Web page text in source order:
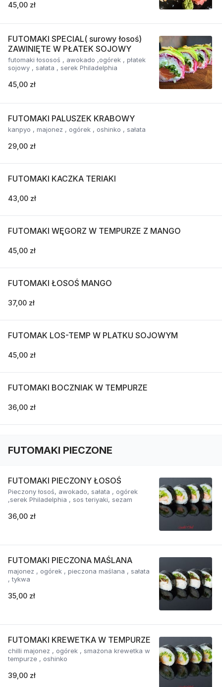
45,00 zł
FUTOMAKI SPECIAL( surowy łosoś)
ZAWINIĘTE W PŁATEK SOJOWY
futomaki łososoś , awokado ,ogórek , płatek
sojowy , sałata , serek Philadelphia
45,00 zł
FUTOMAKI PALUSZEK KRABOWY
kanpyo , majonez , ogórek , oshinko , sałata
29,00 zł
FUTOMAKI KACZKA TERIAKI
43,00 zł
FUTOMAKI WĘGORZ W TEMPURZE Z MANGO
45,00 zł
FUTOMAKI ŁOSOŚ MANGO
37,00 zł
FUTOMAK LOS-TEMP W PLATKU SOJOWYM
45,00 zł
FUTOMAKI BOCZNIAK W TEMPURZE
36,00 zł
FUTOMAKI PIECZONE
FUTOMAKI PIECZONY ŁOSOŚ
Pieczony łosoś, awokado, sałata , ogórek
,serek Philadelphia , sos teriyaki, sezam
36,00 zł
FUTOMAKI PIECZONA MAŚLANA
majonez , ogórek , pieczona maślana , sałata
, tykwa
35,00 zł
FUTOMAKI KREWETKA W TEMPURZE
chilli majonez , ogórek , smażona krewetka w
tempurze , oshinko
39,00 zł